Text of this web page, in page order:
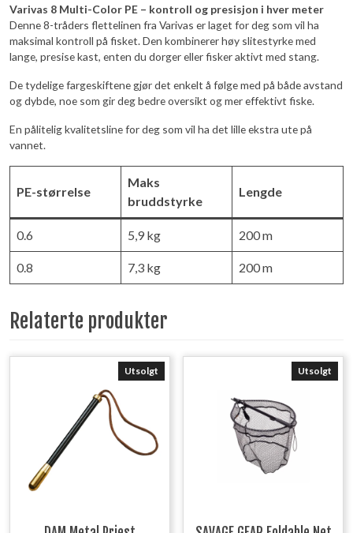
Varivas 8 Multi-Color PE – kontroll og presisjon i hver meter
Denne 8-tråders flettelinen fra Varivas er laget for deg som vil ha
maksimal kontroll på fisket. Den kombinerer høy slitestyrke med
lange, presise kast, enten du dorger eller fisker aktivt med stang.
De tydelige fargeskiftene gjør det enkelt å følge med på både avstand
og dybde, noe som gir deg bedre oversikt og mer effektivt fiske.
En pålitelig kvalitetsline for deg som vil ha det lille ekstra ute på
vannet.
PE-størrelse
Maks
bruddstyrke
Lengde
0.6 5,9 kg 200 m
0.8 7,3 kg 200 m
Relaterte produkter
Utsolgt Utsolgt